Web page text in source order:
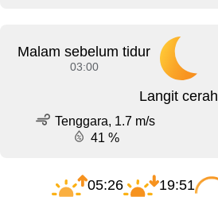
Malam sebelum tidur
03:00
Langit cerah
Tenggara, 1.7 m/s
41 %
05:26 19:51